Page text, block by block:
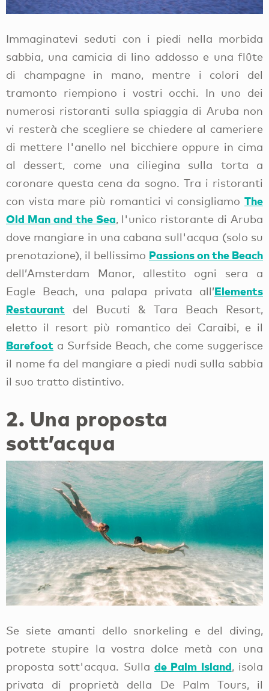
Immaginatevi seduti con i piedi nella morbida
sabbia, una camicia di lino addosso e una flûte
di champagne in mano, mentre i colori del
tramonto riempiono i vostri occhi. In uno dei
numerosi ristoranti sulla spiaggia di Aruba non
vi resterà che scegliere se chiedere al cameriere
di mettere l'anello nel bicchiere oppure in cima
al dessert, come una ciliegina sulla torta a
coronare questa cena da sogno. Tra i ristoranti
con vista mare più romantici vi consigliamo The
Old Man and the Sea, l'unico ristorante di Aruba
dove mangiare in una cabana sull'acqua (solo su
prenotazione), il bellissimo Passions on the Beach
dell’Amsterdam Manor, allestito ogni sera a
Eagle Beach, una palapa privata all’Elements
Restaurant del Bucuti & Tara Beach Resort,
eletto il resort più romantico dei Caraibi, e il
Barefoot a Surfside Beach, che come suggerisce
il nome fa del mangiare a piedi nudi sulla sabbia
il suo tratto distintivo.
2. Una proposta
sott’acqua
Se siete amanti dello snorkeling e del diving,
potrete stupire la vostra dolce metà con una
proposta sott'acqua. Sulla de Palm Island, isola
privata di proprietà della De Palm Tours, il